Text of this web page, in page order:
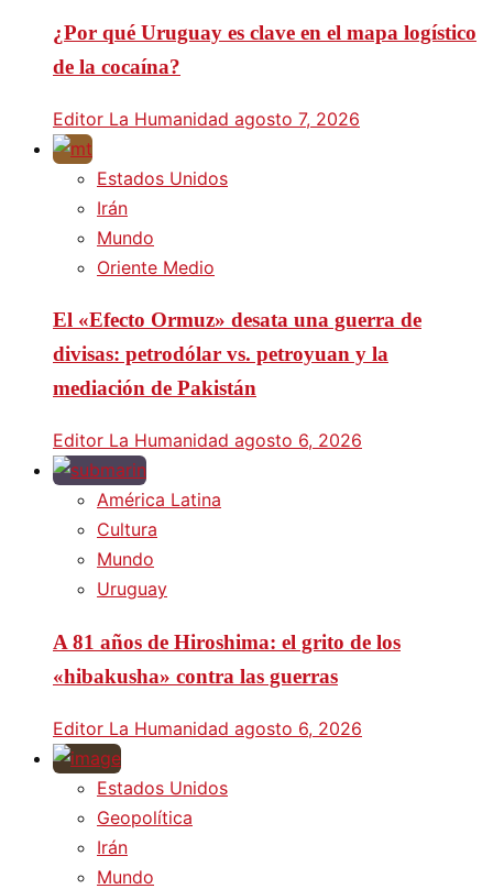
¿Por qué Uruguay es clave en el mapa logístico
de la cocaína?
Editor La Humanidad agosto 7, 2026
Estados Unidos
Irán
Mundo
Oriente Medio
El «Efecto Ormuz» desata una guerra de
divisas: petrodólar vs. petroyuan y la
mediación de Pakistán
Editor La Humanidad agosto 6, 2026
América Latina
Cultura
Mundo
Uruguay
A 81 años de Hiroshima: el grito de los
«hibakusha» contra las guerras
Editor La Humanidad agosto 6, 2026
Estados Unidos
Geopolítica
Irán
Mundo